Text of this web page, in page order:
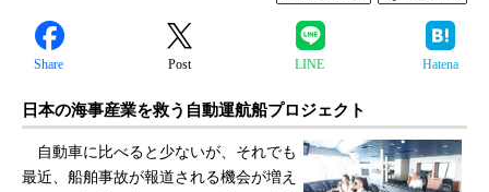
Share Post LINE Hatena
日本の海事産業を救う自動運航船プロジェクト
自動車に比べると少ないが、それでも
最近、船舶事故が報道される機会が増え